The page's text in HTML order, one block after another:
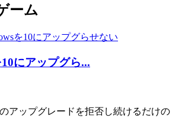
ーム
にアップグら...
アップグレードを拒否し続けるだけの